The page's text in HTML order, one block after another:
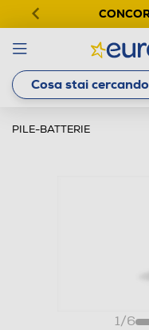
PILE-BATTERIE
1/6